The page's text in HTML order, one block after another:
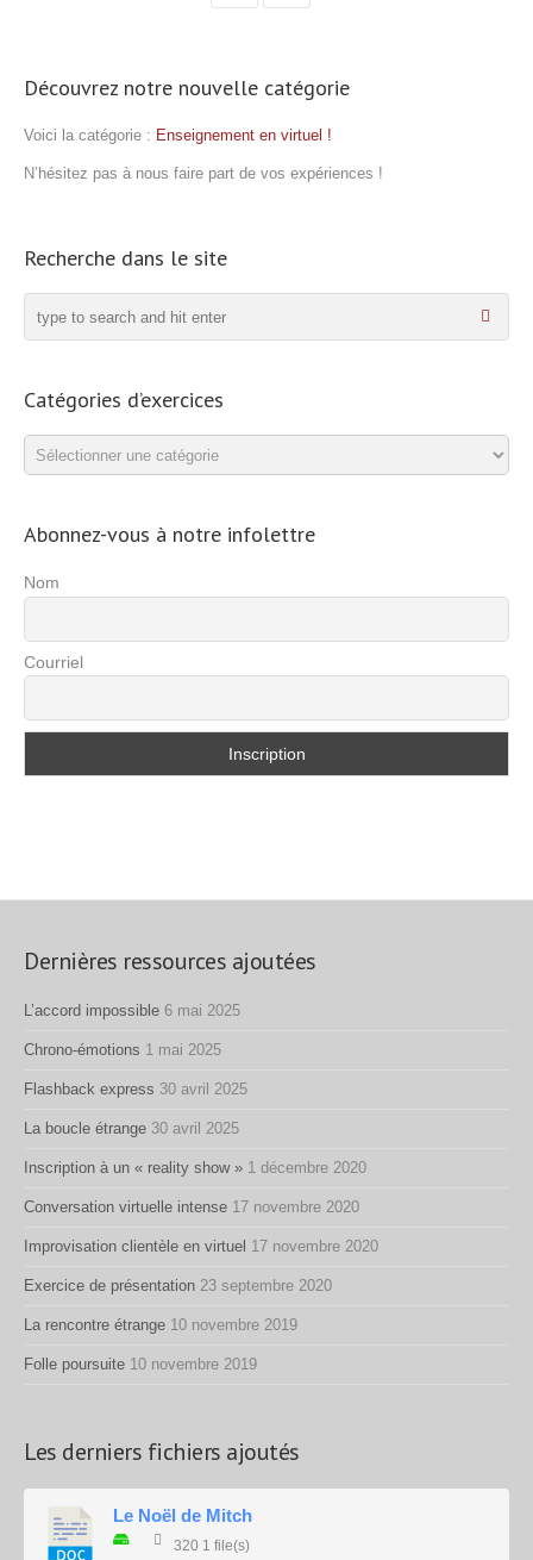
Découvrez notre nouvelle catégorie
Voici la catégorie : Enseignement en virtuel !
N’hésitez pas à nous faire part de vos expériences !
Recherche dans le site
Catégories d’exercices
Catégories
d’exercices
Abonnez-vous à notre infolettre
Nom
Courriel
Dernières ressources ajoutées
L’accord impossible 6 mai 2025
Chrono-émotions 1 mai 2025
Flashback express 30 avril 2025
La boucle étrange 30 avril 2025
Inscription à un « reality show » 1 décembre 2020
Conversation virtuelle intense 17 novembre 2020
Improvisation clientèle en virtuel 17 novembre 2020
Exercice de présentation 23 septembre 2020
La rencontre étrange 10 novembre 2019
Folle poursuite 10 novembre 2019
Les derniers fichiers ajoutés
Le Noël de Mitch
320 1 file(s)